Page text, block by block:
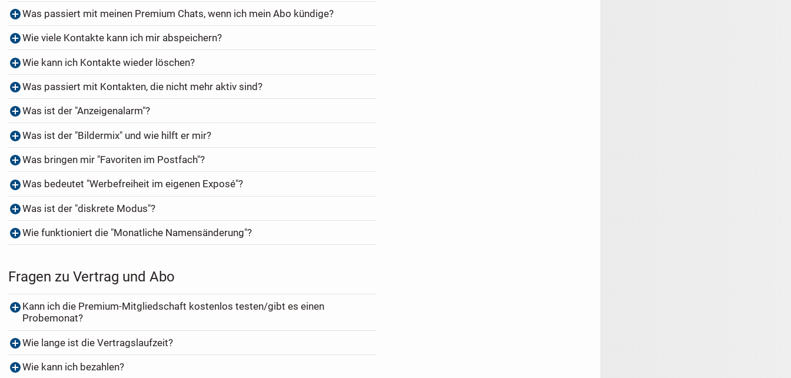
Was passiert mit meinen Premium Chats, wenn ich mein Abo kündige?
Wie viele Kontakte kann ich mir abspeichern?
Wie kann ich Kontakte wieder löschen?
Was passiert mit Kontakten, die nicht mehr aktiv sind?
Was ist der "Anzeigenalarm"?
Was ist der "Bildermix" und wie hilft er mir?
Was bringen mir "Favoriten im Postfach"?
Was bedeutet "Werbefreiheit im eigenen Exposé"?
Was ist der "diskrete Modus"?
Wie funktioniert die "Monatliche Namensänderung"?
Fragen zu Vertrag und Abo
Kann ich die Premium-Mitgliedschaft kostenlos testen/gibt es einen
Probemonat?
Wie lange ist die Vertragslaufzeit?
Wie kann ich bezahlen?